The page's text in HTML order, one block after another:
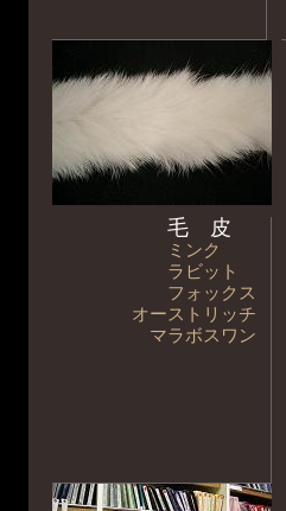
毛 皮
ミンク
ラビット
フォックス
オーストリッチ
マラボスワン